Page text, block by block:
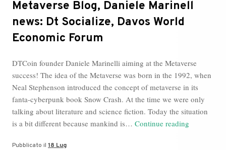
Metaverse Blog, Daniele Marinell
news: Dt Socialize, Davos World
Economic Forum
DTCoin founder Daniele Marinelli aiming at the Metaverse
success! The idea of the Metaverse was born in the 1992, when
Neal Stephenson introduced the concept of metaverse in its
fanta-cyberpunk book Snow Crash. At the time we were only
talking about literature and science fiction. Today the situation
is a bit different because mankind is… Continue reading
Pubblicato il 18 Lug